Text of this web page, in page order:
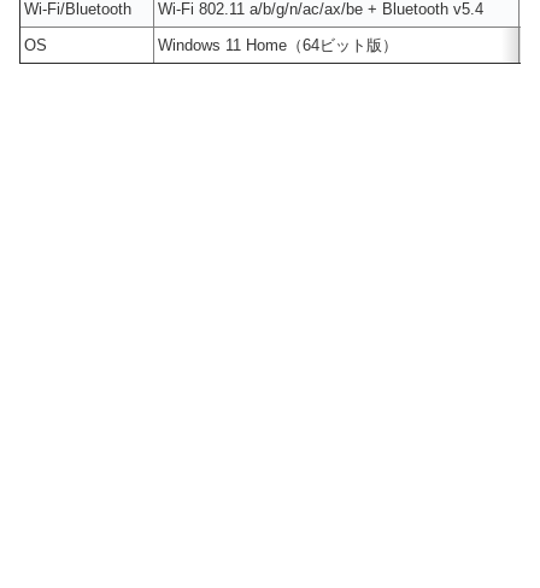
Wi-Fi/Bluetooth Wi-Fi 802.11 a/b/g/n/ac/ax/be + Bluetooth v5.4
OS
Windows 11 Home（64ビット版）